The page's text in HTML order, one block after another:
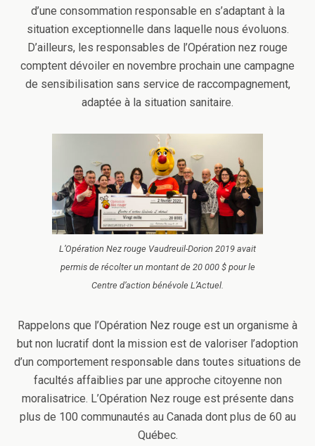
d’une consommation responsable en s’adaptant à la
situation exceptionnelle dans laquelle nous évoluons.
D’ailleurs, les responsables de l’Opération nez rouge
comptent dévoiler en novembre prochain une campagne
de sensibilisation sans service de raccompagnement,
adaptée à la situation sanitaire.
L’Opération Nez rouge Vaudreuil-Dorion 2019 avait
permis de récolter un montant de 20 000 $ pour le
Centre d’action bénévole L’Actuel.
Rappelons que l’Opération Nez rouge est un organisme à
but non lucratif dont la mission est de valoriser l’adoption
d’un comportement responsable dans toutes situations de
facultés affaiblies par une approche citoyenne non
moralisatrice. L’Opération Nez rouge est présente dans
plus de 100 communautés au Canada dont plus de 60 au
Québec.